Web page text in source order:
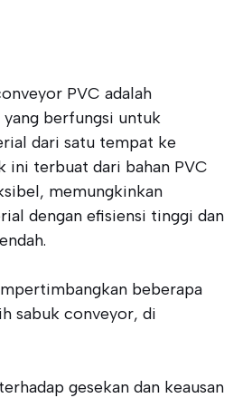
PVC adalah
berfungsi untuk
dari satu tempat ke
ini terbuat dari bahan PVC
memungkinkan
dengan efisiensi tinggi dan
beberapa
sabuk conveyor, di
gesekan dan keausan